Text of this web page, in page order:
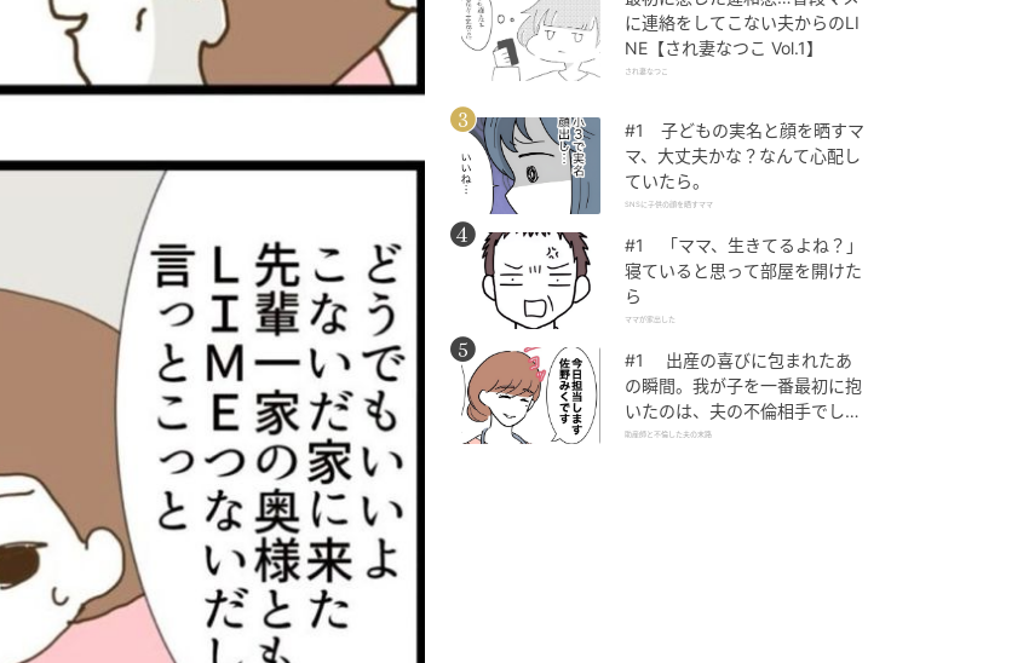
に連絡をしてこない夫からのLI
NE【され妻なつこ Vol.1】
され妻なつこ
#1 子どもの実名と顔を晒すマ
マ、大丈夫かな？なんて心配し
ていたら。
SNSに子供の顔を晒すママ
#1 「ママ、生きてるよね？」
寝ていると思って部屋を開けた
ら
ママが家出した
#1 出産の喜びに包まれたあ
の瞬間。我が子を一番最初に抱
いたのは、夫の不倫相手でし
た。
助産師と不倫した夫の末路